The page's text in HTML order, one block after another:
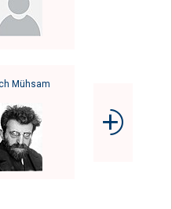
Mühsam
⨮